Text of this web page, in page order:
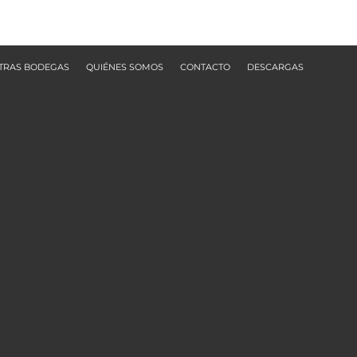
BODEGAS QUIÉNES SOMOS CONTACTO DESCARGAS